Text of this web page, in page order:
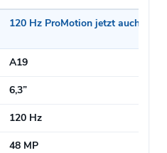
120 Hz ProMotion jetzt auch im
A19
6,3”
120 Hz
48 MP